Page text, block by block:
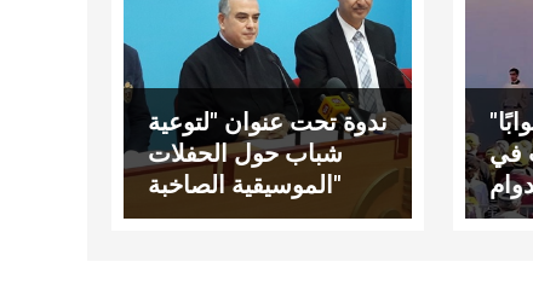
ندوة تحت عنوان "لتوعية
شباب حول الحفلات
الموسيقية الصاخبة"
في